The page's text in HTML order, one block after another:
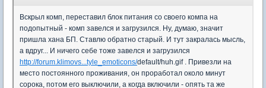
Вскрыл комп, переставил блок питания со своего компа на
подопытный - комп завелся и загрузился. Ну, думаю, значит
пришла хана БП. Ставлю обратно старый. И тут закралась мысль,
а вдруг... И ничего себе тоже завелся и загрузился
http://forum.klimovs...tyle_emoticons/default/huh.gif . Привезли на
место постоянного проживания, он проработал около минут
сорока, потом его выключили, а когда включили - опять та же